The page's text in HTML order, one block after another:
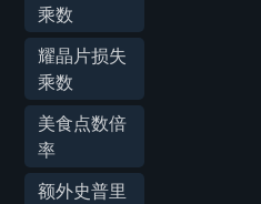
乘数
耀晶片损失
乘数
美食点数倍
率
额外史普里